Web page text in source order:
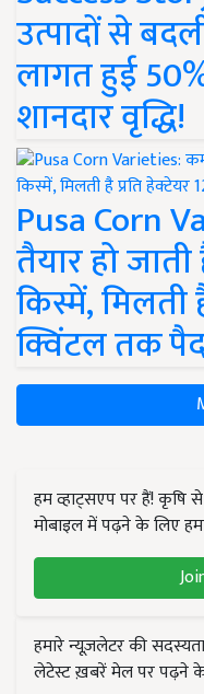
उत्पादों से
लागत हुई
शानदार वृद्धि!
Pusa Corn
तैयार हो
किस्में, मिलती
क्विंटल तक
हम व्हाट्सएप पर हैं! कृषि
मोबाइल में पढ़ने के लिए
हमारे न्यूज़लेटर की
लेटेस्ट ख़बरें मेल पर पढ़ने